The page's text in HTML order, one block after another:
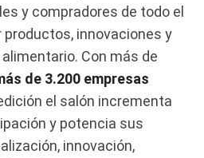
y compradores de todo el
innovaciones y
Con más de
de 3.200 empresas
el salón incrementa
y potencia sus
innovación,